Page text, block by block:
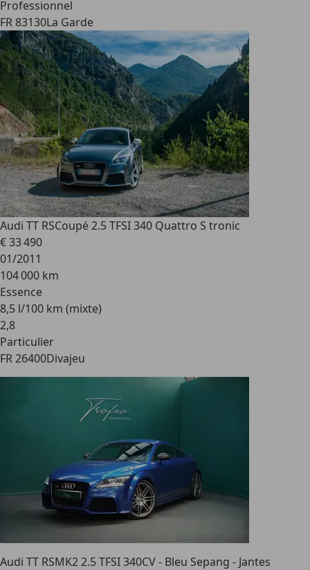
Professionnel
FR 83130La Garde
Audi TT RSCoupé 2.5 TFSI 340 Quattro S tronic
€ 33 490
01/2011
104 000 km
Essence
8,5 l/100 km (mixte)
2,8
Particulier
FR 26400Divajeu
Audi TT RSMK2 2.5 TFSI 340CV - Bleu Sepang - Jantes